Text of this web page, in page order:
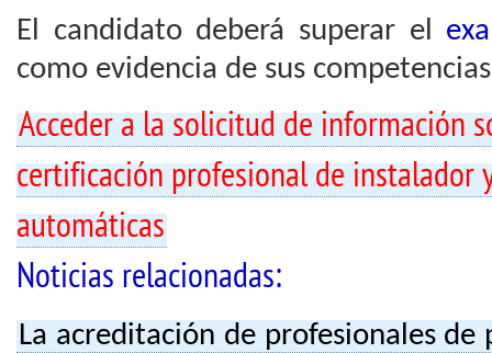
El candidato deberá superar el
como evidencia de sus
Acceder a la solicitud de información
certificación profesional de instalador
automáticas
Noticias relacionadas:
La acreditación de profesionales